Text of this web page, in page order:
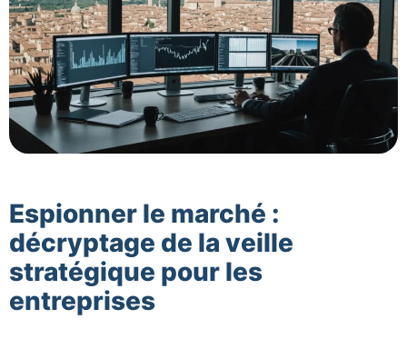
Espionner le marché :
décryptage de la veille
stratégique pour les
entreprises